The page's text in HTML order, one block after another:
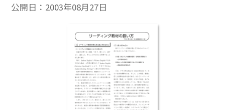
公開日： 2003年08月27日